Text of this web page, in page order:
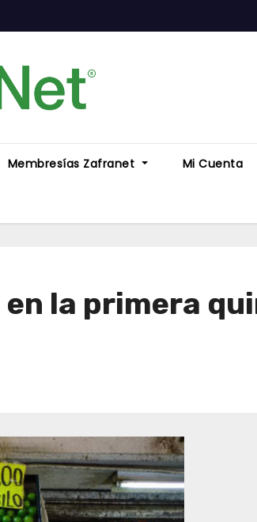
Membresías Zafranet Mi Cuenta
la primera